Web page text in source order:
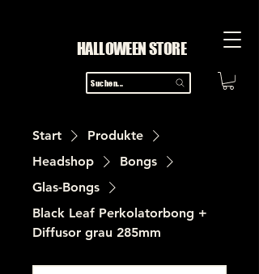
HALLOWEEN STORE
Suchen...
Start
Produkte
Headshop
Bongs
Glas-Bongs
Black Leaf Perkolatorbong +
Diffusor grau 285mm